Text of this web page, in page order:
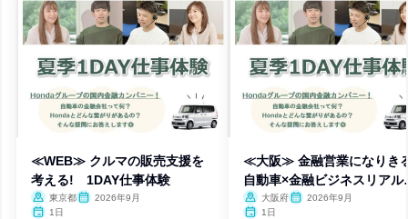
≪WEB≫ クルマの販売支援を
考える! 1DAY仕事体験
東京都
2026年9月
1日
≪大阪≫ 金融営業になりき
自動車×金融ビジネスリアル
験
大阪府
2026年9月
1日